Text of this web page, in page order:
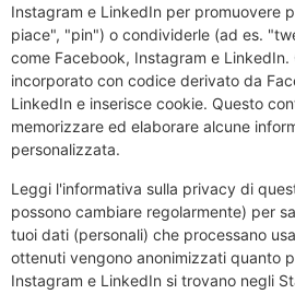
Instagram e LinkedIn per promuovere
piace", "pin") o condividerle (ad es.
come Facebook, Instagram e
incorporato con codice derivato da
LinkedIn e inserisce cookie. Questo
memorizzare ed elaborare alcune
personalizzata.
Leggi l'informativa sulla privacy di
possono cambiare regolarmente) per
tuoi dati (personali) che processano
ottenuti vengono anonimizzati quanto
Instagram e LinkedIn si trovano negli